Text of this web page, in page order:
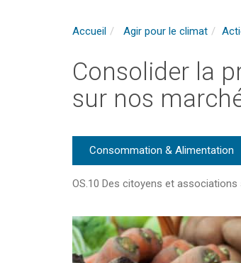
Accueil Agir pour le climat
Consolider la
sur nos
Consommation & Alimentation
OS.10 Des citoyens et associations